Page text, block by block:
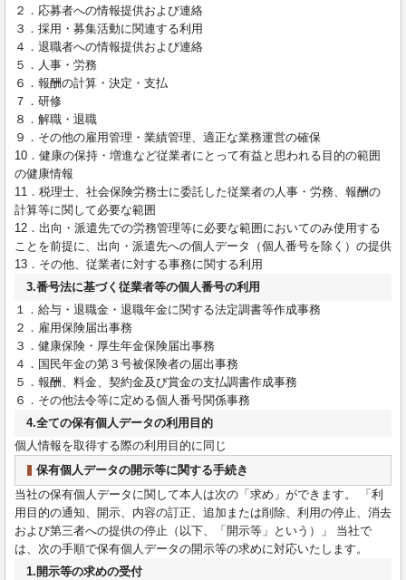
２．応募者への情報提供および連絡
３．採用・募集活動に関連する利用
４．退職者への情報提供および連絡
５．人事・労務
６．報酬の計算・決定・支払
７．研修
８．解職・退職
９．その他の雇用管理・業績管理、適正な業務運営の確保
10．健康の保持・増進など従業者にとって有益と思われる目的の範囲
の健康情報
11．税理士、社会保険労務士に委託した従業者の人事・労務、報酬の
計算等に関して必要な範囲
12．出向・派遣先での労務管理等に必要な範囲においてのみ使用する
ことを前提に、出向・派遣先への個人データ（個人番号を除く）の提供
13．その他、従業者に対する事務に関する利用
3.番号法に基づく従業者等の個人番号の利用
１．給与・退職金・退職年金に関する法定調書等作成事務
２．雇用保険届出事務
３．健康保険・厚生年金保険届出事務
４．国民年金の第３号被保険者の届出事務
５．報酬、料金、契約金及び賞金の支払調書作成事務
６．その他法令等に定める個人番号関係事務
4.全ての保有個人データの利用目的
個人情報を取得する際の利用目的に同じ
保有個人データの開示等に関する手続き
当社の保有個人データに関して本人は次の「求め」ができます。 「利
用目的の通知、開示、内容の訂正、追加または削除、利用の停止、消去
および第三者への提供の停止（以下、「開示等」という）」 当社で
は、次の手順で保有個人データの開示等の求めに対応いたします。
1.開示等の求めの受付